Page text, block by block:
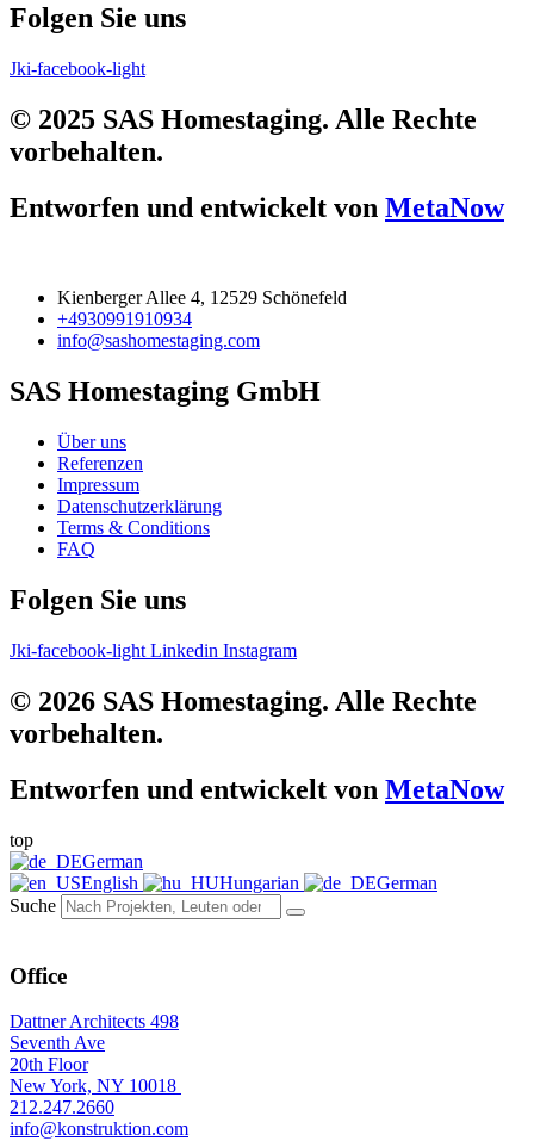
Folgen Sie uns
Jki-facebook-light
© 2025 SAS Homestaging. Alle Rechte
vorbehalten.
Entworfen und entwickelt von MetaNow
Kienberger Allee 4, 12529 Schönefeld
+4930991910934
info@sashomestaging.com
SAS Homestaging GmbH
Über uns
Referenzen
Impressum
Datenschutzerklärung
Terms & Conditions
FAQ
Folgen Sie uns
Jki-facebook-light Linkedin Instagram
© 2026 SAS Homestaging. Alle Rechte
vorbehalten.
Entworfen und entwickelt von MetaNow
top
German
English
Hungarian
German
Suche
Office
Dattner Architects 498
Seventh Ave
20th Floor
New York, NY 10018
212.247.2660
info@konstruktion.com